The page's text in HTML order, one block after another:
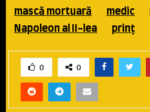
mască mortuară
medic
Napoleon al II-lea
prinţ
0 0